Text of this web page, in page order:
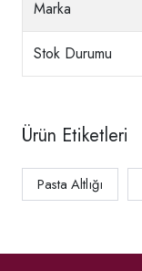
Marka
Stok Durumu
Ürün Etiketleri
Pasta Altlığı